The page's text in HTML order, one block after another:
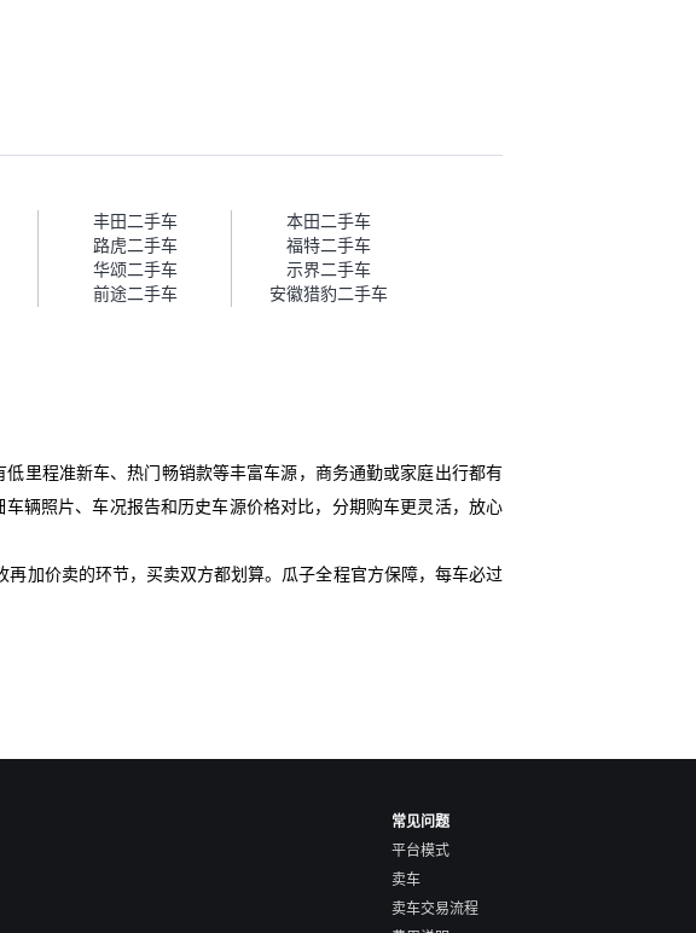
期需要到当地
帮我谈价。自营车我讲过价，最
后是通过花一块钱买优惠券的方
式，便宜了800块钱成交。”
丰田二手车
本田二手车
路虎二手车
福特二手车
华颂二手车
示界二手车
前途二手车 安徽猎豹二手车
里程准新车、热门畅销款等丰富车源，商务通勤或家庭出行都有
辆照片、车况报告和历史车源价格对比，分期购车更灵活，放心
加价卖的环节，买卖双方都划算。瓜子全程官方保障，每车必过
常见问题
平台模式
卖车
卖车交易流程